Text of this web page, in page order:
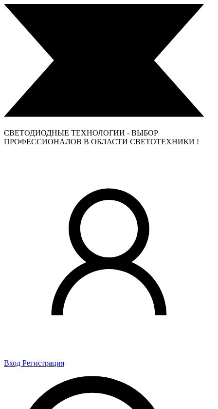
СВЕТОДИОДНЫЕ ТЕХНОЛОГИИ - ВЫБОР
ПРОФЕССИОНАЛОВ В ОБЛАСТИ СВЕТОТЕХНИКИ !
Вход Регистрация